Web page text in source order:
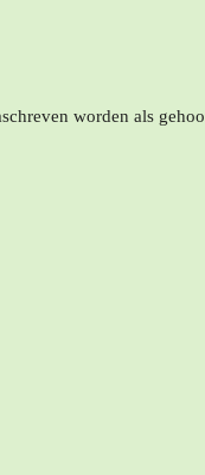
worden als